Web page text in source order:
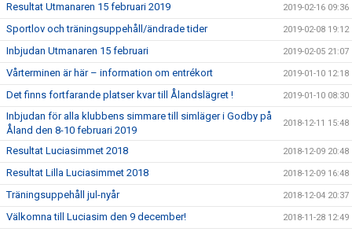
Resultat Utmanaren 15 februari 2019 2019-02-16 09:36
Sportlov och träningsuppehåll/ändrade tider 2019-02-08 19:12
Inbjudan Utmanaren 15 februari 2019-02-05 21:07
Vårterminen är här – information om entrékort 2019-01-10 12:18
Det finns fortfarande platser kvar till Ålandslägret ! 2019-01-10 08:30
Inbjudan för alla klubbens simmare till simläger i Godby på
Åland den 8-10 februari 2019
2018-12-11 15:48
Resultat Luciasimmet 2018 2018-12-09 20:48
Resultat Lilla Luciasimmet 2018 2018-12-09 16:48
Träningsuppehåll jul-nyår 2018-12-04 20:37
Välkomna till Luciasim den 9 december! 2018-11-28 12:49